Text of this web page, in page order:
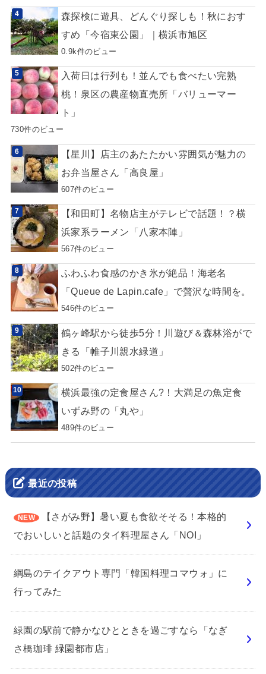
森探検に遊具、どんぐり探しも！秋におす
すめ「今宿東公園」｜横浜市旭区
0.9k件のビュー
入荷日は行列も！並んでも食べたい完熟
桃！泉区の農産物直売所「バリューマー
ト」
730件のビュー
【星川】店主のあたたかい雰囲気が魅力の
お弁当屋さん「高良屋」
607件のビュー
【和田町】名物店主がテレビで話題！？横
浜家系ラーメン「八家本陣」
567件のビュー
ふわふわ食感のかき氷が絶品！海老名
「Queue de Lapin.cafe」で贅沢な時間を。
546件のビュー
鶴ヶ峰駅から徒歩5分！川遊び＆森林浴がで
きる「帷子川親水緑道」
502件のビュー
横浜最強の定食屋さん?！大満足の魚定食
いずみ野の「丸や」
489件のビュー
最近の投稿
【さがみ野】暑い夏も食欲そそる！本格的
でおいしいと話題のタイ料理屋さん「NOI」
綱島のテイクアウト専門「韓国料理コマウォ」に
行ってみた
緑園の駅前で静かなひとときを過ごすなら「なぎ
さ橋珈琲 緑園都市店」